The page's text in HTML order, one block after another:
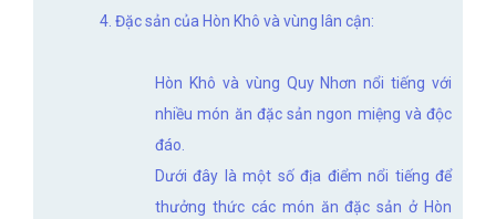
4. Đặc sản của Hòn Khô và vùng lân cận:
Hòn Khô và vùng Quy Nhơn nổi tiếng với
nhiều món ăn đặc sản ngon miệng và độc
đáo.
Dưới đây là một số địa điểm nổi tiếng để
thưởng thức các món ăn đặc sản ở Hòn